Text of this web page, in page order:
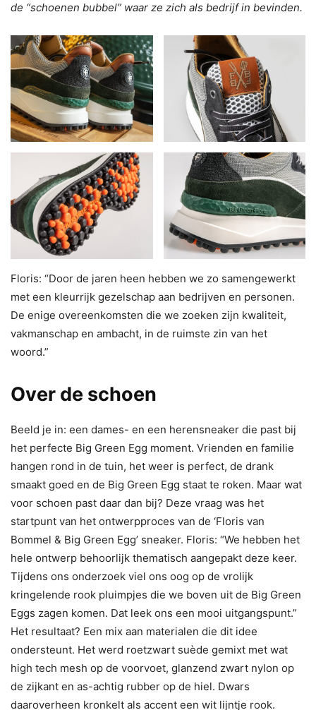
de “schoenen bubbel” waar ze zich als bedrijf in bevinden.
Floris: “Door de jaren heen hebben we zo samengewerkt
met een kleurrijk gezelschap aan bedrijven en personen.
De enige overeenkomsten die we zoeken zijn kwaliteit,
vakmanschap en ambacht, in de ruimste zin van het
woord.”
Over de schoen
Beeld je in: een dames- en een herensneaker die past bij
het perfecte Big Green Egg moment. Vrienden en familie
hangen rond in de tuin, het weer is perfect, de drank
smaakt goed en de Big Green Egg staat te roken. Maar wat
voor schoen past daar dan bij? Deze vraag was het
startpunt van het ontwerpproces van de ‘Floris van
Bommel & Big Green Egg’ sneaker. Floris: “We hebben het
hele ontwerp behoorlijk thematisch aangepakt deze keer.
Tijdens ons onderzoek viel ons oog op de vrolijk
kringelende rook pluimpjes die we boven uit de Big Green
Eggs zagen komen. Dat leek ons een mooi uitgangspunt.”
Het resultaat? Een mix aan materialen die dit idee
ondersteunt. Het werd roetzwart suède gemixt met wat
high tech mesh op de voorvoet, glanzend zwart nylon op
de zijkant en as-achtig rubber op de hiel. Dwars
daaroverheen kronkelt als accent een wit lijntje rook.